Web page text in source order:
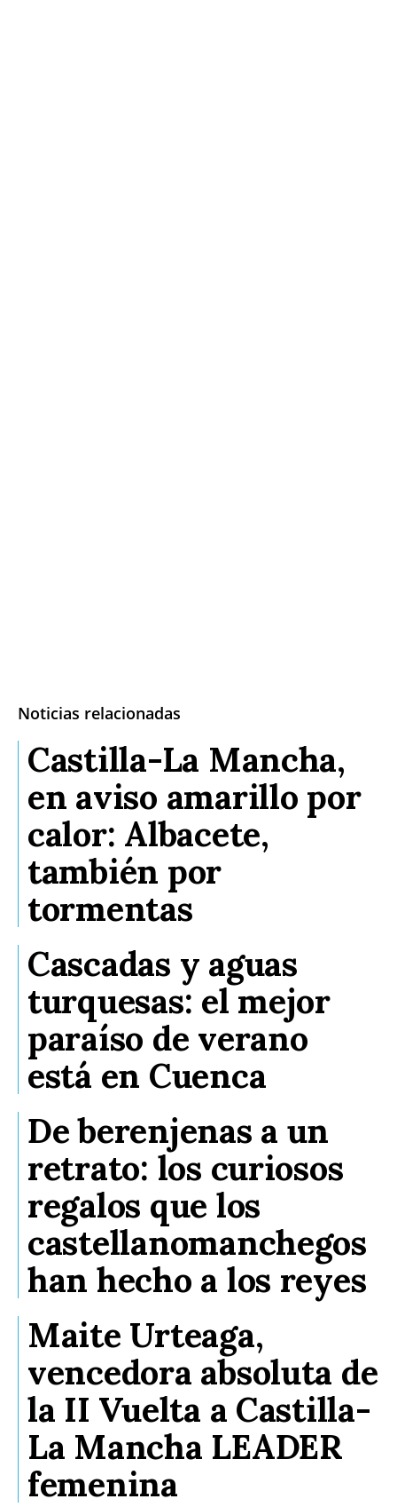
Noticias relacionadas
Castilla-La Mancha,
en aviso amarillo por
calor: Albacete,
también por
tormentas
Cascadas y aguas
turquesas: el mejor
paraíso de verano
está en Cuenca
De berenjenas a un
retrato: los curiosos
regalos que los
castellanomanchegos
han hecho a los reyes
Maite Urteaga,
vencedora absoluta de
la II Vuelta a Castilla-
La Mancha LEADER
femenina